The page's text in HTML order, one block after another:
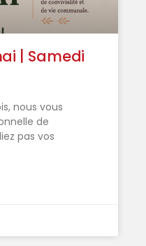
| Samedi
nous vous
de
pas vos